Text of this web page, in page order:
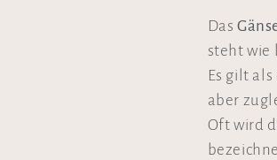
Das
steht wie
Es gilt
aber
Oft wird